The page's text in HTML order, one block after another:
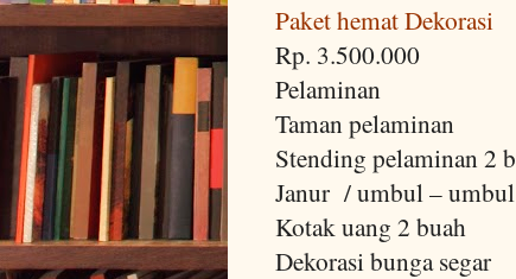
Paket hemat Dekorasi
Rp. 3.500.000
Pelaminan
Taman pelaminan
Stending pelaminan 2
Janur / umbul – umbul
Kotak uang 2 buah
Dekorasi bunga segar